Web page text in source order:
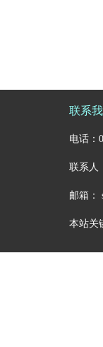
联系
电话：
联系人
邮箱：
本站关